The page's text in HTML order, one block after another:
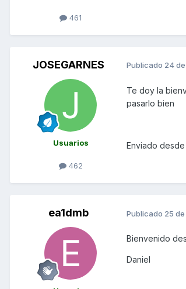
461
JOSEGARNES
Usuarios
462
Publicado 24
Te doy la
pasarlo bien
Enviado
ea1dmb Publicado 25
Bienvenido
Daniel